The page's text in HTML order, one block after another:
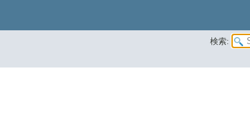
検索: